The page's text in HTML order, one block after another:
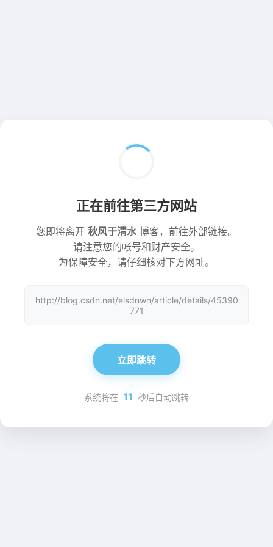
正在前往第三方网站
您即将离开 秋风于渭水博客，前往外部链接。
请注意您的帐号和财产安全。
为保障安全，请仔细核对下方网址。
http://blog.csdn.net/elsdnwn/article/details/45390
771
立即跳转
系统将在 11 秒后自动跳转